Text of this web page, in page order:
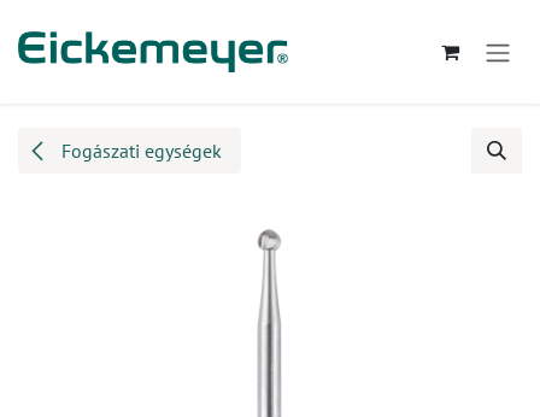
Fogászati egységek